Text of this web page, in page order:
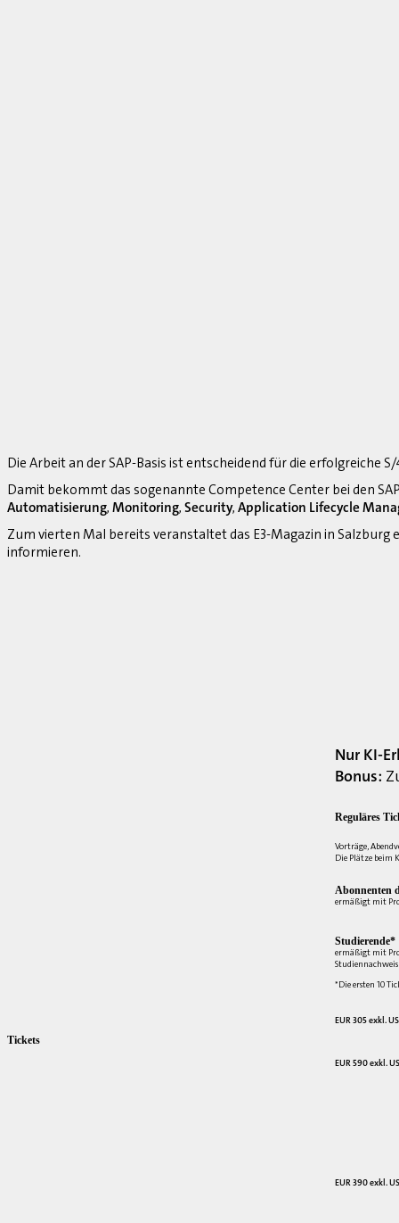
Die Arbeit an der SAP-Basis ist entscheidend für die erfolgreiche
Damit bekommt das sogenannte Competence Center bei den
Automatisierung, Monitoring, Security, Application Lifecycle
Zum vierten Mal bereits veranstaltet das E3-Magazin in
informieren.
Nur KI-
Bonus:
Reguläres
Vorträge,
Die Plätze beim
Abonnenten
ermäßigt mit
Studierende*
ermäßigt mit
*Die ersten 10
EUR 305 exkl.
EUR 590 exkl.
EUR 390 exkl.
Tickets